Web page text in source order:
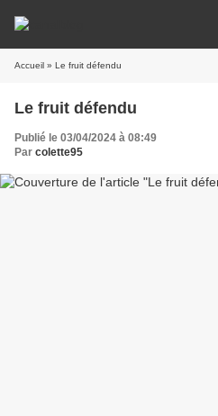
Accueil » Le fruit défendu
Le fruit défendu
Publié le 03/04/2024 à 08:49
Par colette95